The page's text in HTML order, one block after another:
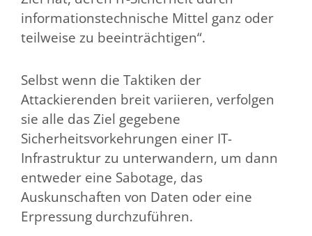
informationstechnische Mittel ganz oder
teilweise zu beeinträchtigen“.
Selbst wenn die Taktiken der
Attackierenden breit variieren, verfolgen
sie alle das Ziel gegebene
Sicherheitsvorkehrungen einer IT-
Infrastruktur zu unterwandern, um dann
entweder eine Sabotage, das
Auskunschaften von Daten oder eine
Erpressung durchzuführen.